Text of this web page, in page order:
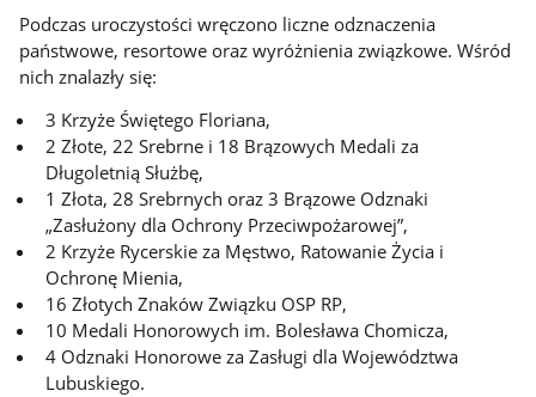
Podczas uroczystości wręczono liczne odznaczenia
państwowe, resortowe oraz wyróżnienia związkowe. Wśród
nich znalazły się:
3 Krzyże Świętego Floriana,
2 Złote, 22 Srebrne i 18 Brązowych Medali za
Długoletnią Służbę,
1 Złota, 28 Srebrnych oraz 3 Brązowe Odznaki
„Zasłużony dla Ochrony Przeciwpożarowej”,
2 Krzyże Rycerskie za Męstwo, Ratowanie Życia i
Ochronę Mienia,
16 Złotych Znaków Związku OSP RP,
10 Medali Honorowych im. Bolesława Chomicza,
4 Odznaki Honorowe za Zasługi dla Województwa
Lubuskiego.